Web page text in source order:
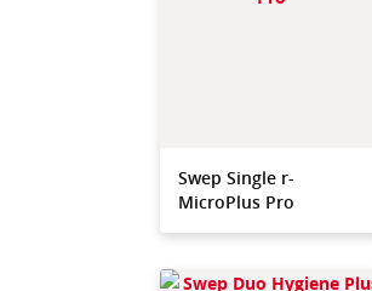
Swep Single r-
MicroPlus Pro